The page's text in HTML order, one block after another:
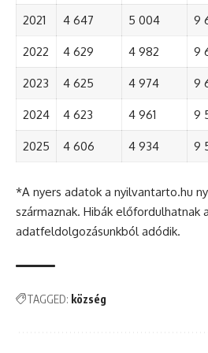
2021 4 647 5 004 9
2022 4 629 4 982 9
2023 4 625 4 974 9
2024 4 623 4 961 9
2025 4 606 4 934 9
*A nyers adatok a nyilvantarto.hu
származnak. Hibák előfordulhatnak
adatfeldolgozásunkból adódik.
TAGGED: község